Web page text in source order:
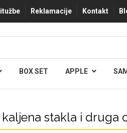
Reklamacije Kontakt
BOX SET APPLE
kaljena stakla i druga